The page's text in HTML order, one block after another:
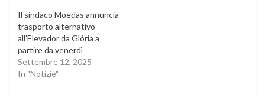
Il sindaco Moedas annuncia
trasporto alternativo
all’Elevador da Glória a
partire da venerdì
Settembre 12, 2025
In "Notizie"